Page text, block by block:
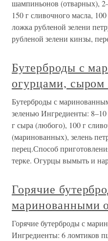
шампиньонов (отварных),
150 г сливочного масла,
ложка рубленой зелени
рубленой зелени кинзы,
Бутерброды с
огурцами, сыром
Бутерброды с
зеленью Ингредиенты:
г сыра (любого), 100 г
(маринованных), зелень
перец.Способ
терке. Огурцы вымыть и
Горячие
маринованными
Горячие бутерброды с
Ингредиенты: 6 ломтиков